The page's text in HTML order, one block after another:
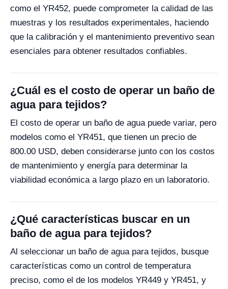
como el YR452, puede comprometer la calidad de las
muestras y los resultados experimentales, haciendo
que la calibración y el mantenimiento preventivo sean
esenciales para obtener resultados confiables.
¿Cuál es el costo de operar un baño de
agua para tejidos?
El costo de operar un baño de agua puede variar, pero
modelos como el YR451, que tienen un precio de
800.00 USD, deben considerarse junto con los costos
de mantenimiento y energía para determinar la
viabilidad económica a largo plazo en un laboratorio.
¿Qué características buscar en un
baño de agua para tejidos?
Al seleccionar un baño de agua para tejidos, busque
características como un control de temperatura
preciso, como el de los modelos YR449 y YR451, y